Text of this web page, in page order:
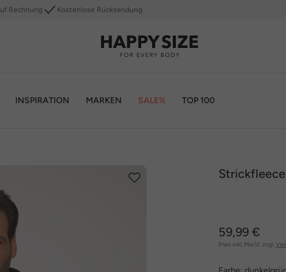
Rechnung Kostenlose Rücksendung
INSPIRATION MARKEN SALE% TOP 100
59,99 €
Preis inkl. MwSt. zzgl.